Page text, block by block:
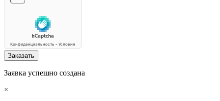
Заказать
Заявка успешно создана
×